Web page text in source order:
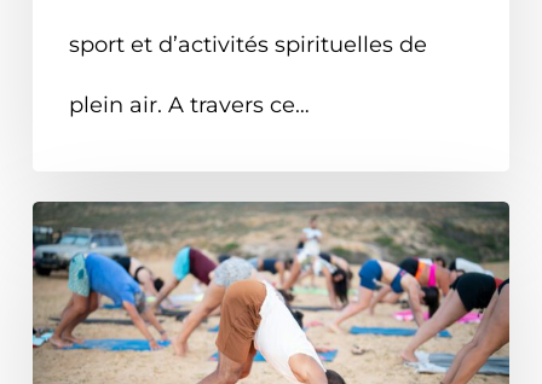
sport et d’activités spirituelles de
plein air. A travers ce…